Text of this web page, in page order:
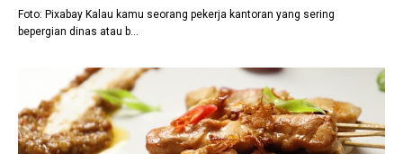
Foto: Pixabay Kalau kamu seorang pekerja kantoran yang sering
bepergian dinas atau b…